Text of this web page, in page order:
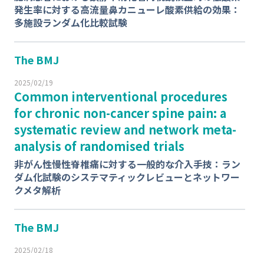
発生率に対する高流量鼻カニューレ酸素供給の効果：
多施設ランダム化比較試験
The BMJ
2025/02/19
Common interventional procedures
for chronic non-cancer spine pain: a
systematic review and network meta-
analysis of randomised trials
非がん性慢性脊椎痛に対する一般的な介入手技：ラン
ダム化試験のシステマティックレビューとネットワー
クメタ解析
The BMJ
2025/02/18